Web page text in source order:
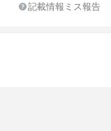
記載情報ミス報告